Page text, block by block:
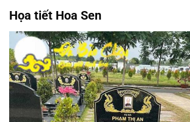
Họa tiết Hoa Sen